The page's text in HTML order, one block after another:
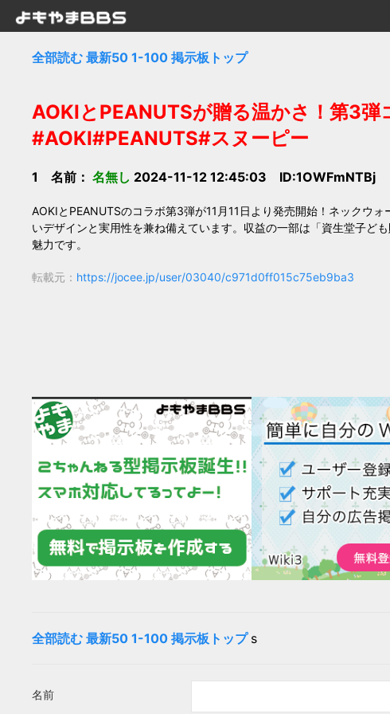
全部読む 最新50 1-100 掲示板トップ
AOKIとPEANUTSが贈る温かさ！第3
#AOKI#PEANUTS#スヌーピー
1 名前： 名無し 2024-11-12 12:45:03 ID:1OWFmNTBj
AOKIとPEANUTSのコラボ第3弾が11月11日より発売開始！ネックウ
いデザインと実用性を兼ね備えています。収益の一部は「資生堂子ど
魅力です。
転載元： https://jocee.jp/user/03040/c971d0ff015c75eb9ba3
全部読む 最新50 1-100 掲示板トップ s
名前